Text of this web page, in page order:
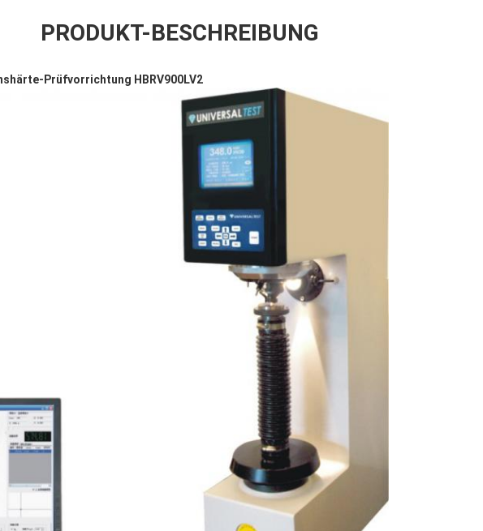
PRODUKT-BESCHREIBUNG
Prüfvorrichtung HBRV900LV2